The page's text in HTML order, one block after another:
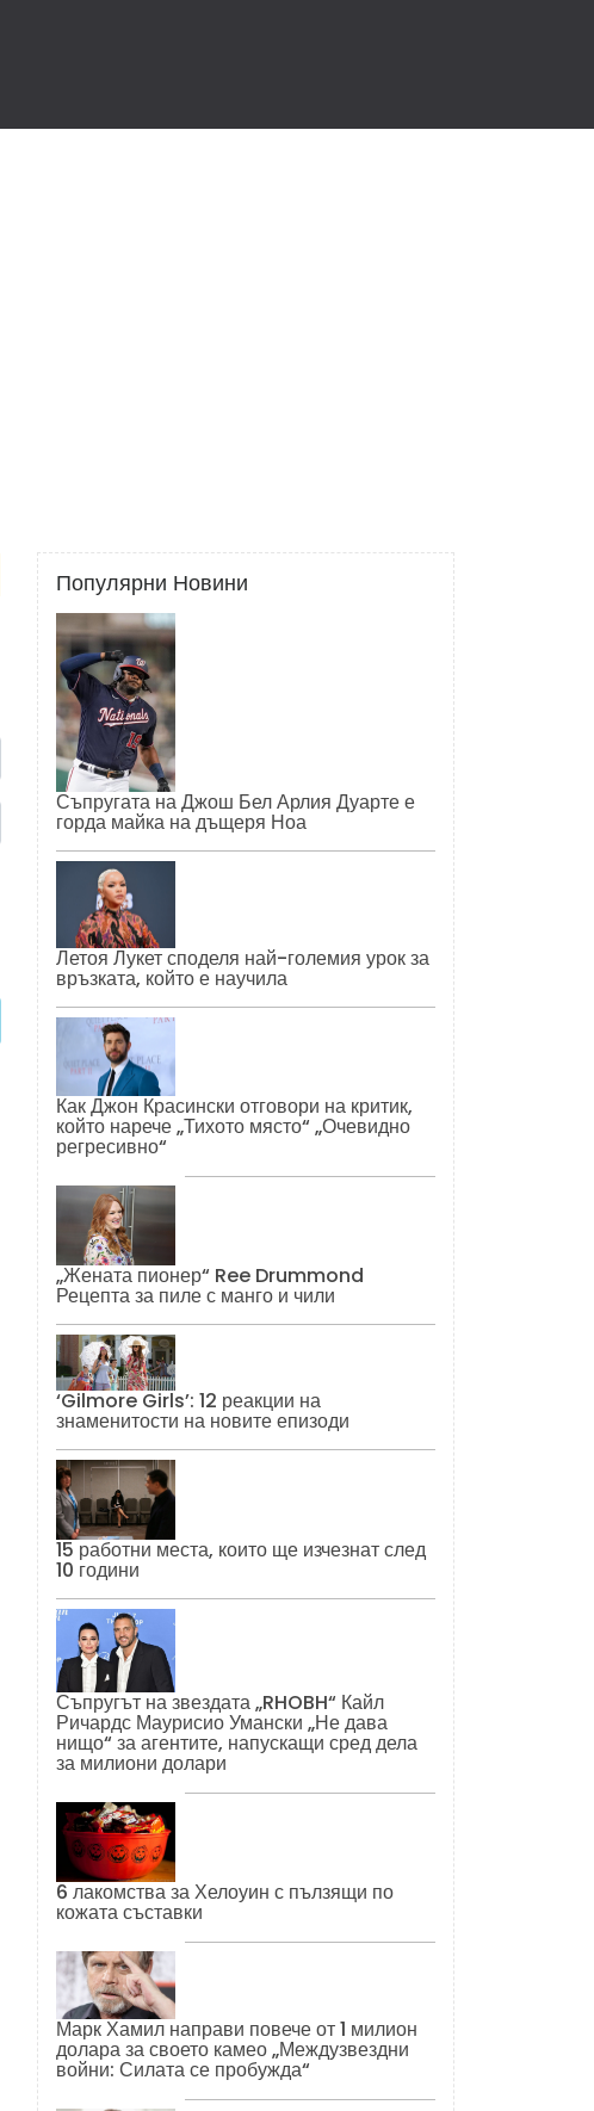
Популярни Новини
Съпругата на Джош Бел Арлия Дуарте е
горда майка на дъщеря Ноа
Летоя Лукет споделя най-големия урок за
връзката, който е научила
Как Джон Красински отговори на критик,
който нарече „Тихото място“ „Очевидно
регресивно“
„Жената пионер“ Ree Drummond
Рецепта за пиле с манго и чили
‘Gilmore Girls’: 12 реакции на
знаменитости на новите епизоди
15 работни места, които ще изчезнат след
10 години
Съпругът на звездата „RHOBH“ Кайл
Ричардс Маурисио Умански „Не дава
нищо“ за агентите, напускащи сред дела
за милиони долари
6 лакомства за Хелоуин с пълзящи по
кожата съставки
Марк Хамил направи повече от 1 милион
долара за своето камео „Междузвездни
войни: Силата се пробужда“